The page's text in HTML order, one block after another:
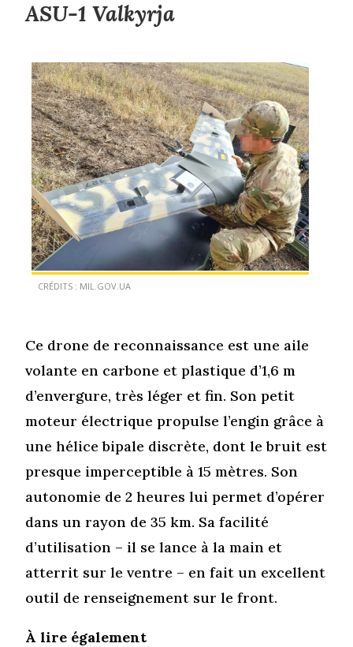
ASU-1 Valkyrja
CRÉDITS : MIL.GOV.UA
Ce drone de reconnaissance est une aile
volante en carbone et plastique d’1,6 m
d’envergure, très léger et fin. Son petit
moteur électrique propulse l’engin grâce à
une hélice bipale discrète, dont le bruit est
presque imperceptible à 15 mètres. Son
autonomie de 2 heures lui permet d’opérer
dans un rayon de 35 km. Sa facilité
d’utilisation – il se lance à la main et
atterrit sur le ventre – en fait un excellent
outil de renseignement sur le front.
À lire également